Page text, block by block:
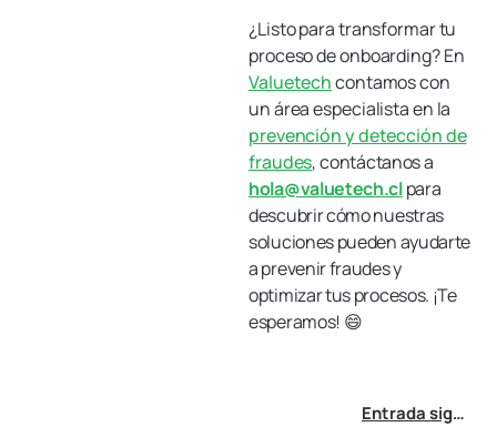
¿Listo para transformar tu
proceso de onboarding? En
Valuetechcontamos con
un área especialista en la
prevención y detección de
fraudes, contáctanos a
hola@valuetech.clpara
descubrir cómo nuestras
soluciones pueden ayudarte
a prevenir fraudes y
optimizar tus procesos. ¡Te
esperamos! 😄
Entrada siguiente